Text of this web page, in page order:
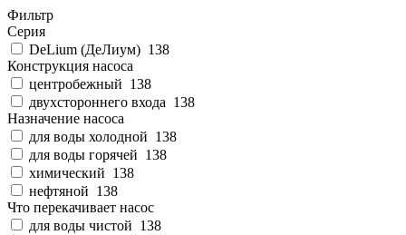
Фильтр
Серия
DeLium (ДеЛиум) 138
Конструкция насоса
центробежный 138
двухстороннего входа 138
Назначение насоса
для воды холодной 138
для воды горячей 138
химический 138
нефтяной 138
Что перекачивает насос
для воды чистой 138